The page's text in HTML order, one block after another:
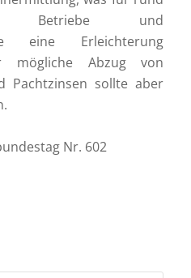
Betriebe und
eine Erleichterung
mögliche Abzug von
Pachtzinsen sollte aber
Nr. 602